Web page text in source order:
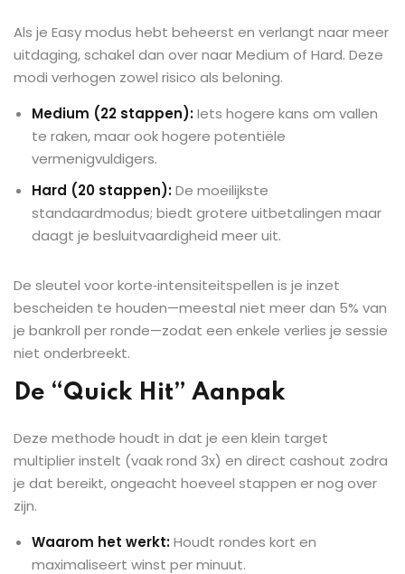
Als je Easy modus hebt beheerst en verlangt naar meer
uitdaging, schakel dan over naar Medium of Hard. Deze
modi verhogen zowel risico als beloning.
Medium (22 stappen):Iets hogere kans om vallen
te raken, maar ook hogere potentiële
vermenigvuldigers.
Hard (20 stappen):De moeilijkste
standaardmodus; biedt grotere uitbetalingen maar
daagt je besluitvaardigheid meer uit.
De sleutel voor korte‑intensiteitspellen is je inzet
bescheiden te houden—meestal niet meer dan 5% van
je bankroll per ronde—zodat een enkele verlies je sessie
niet onderbreekt.
De “Quick Hit” Aanpak
Deze methode houdt in dat je een klein target
multiplier instelt (vaak rond 3x) en direct cashout zodra
je dat bereikt, ongeacht hoeveel stappen er nog over
zijn.
Waarom het werkt:Houdt rondes kort en
maximaliseert winst per minuut.